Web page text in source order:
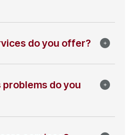
do you offer?
do you